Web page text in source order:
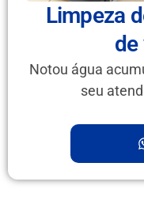
Limpeza
de
Notou água
seu